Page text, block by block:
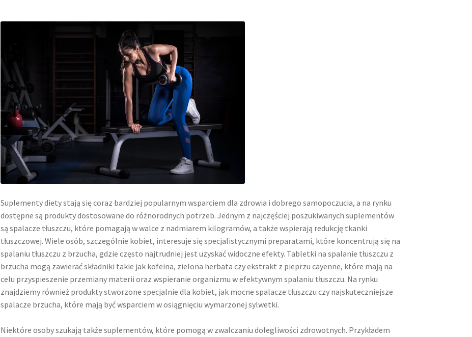
Suplementy diety stają się coraz bardziej popularnym wsparciem dla zdrowia i dobrego samopoczucia, a na rynku
dostępne są produkty dostosowane do różnorodnych potrzeb. Jednym z najczęściej poszukiwanych suplementów
są spalacze tłuszczu, które pomagają w walce z nadmiarem kilogramów, a także wspierają redukcję tkanki
tłuszczowej. Wiele osób, szczególnie kobiet, interesuje się specjalistycznymi preparatami, które koncentrują się na
spalaniu tłuszczu z brzucha, gdzie często najtrudniej jest uzyskać widoczne efekty. Tabletki na spalanie tłuszczu z
brzucha mogą zawierać składniki takie jak kofeina, zielona herbata czy ekstrakt z pieprzu cayenne, które mają na
celu przyspieszenie przemiany materii oraz wspieranie organizmu w efektywnym spalaniu tłuszczu. Na rynku
znajdziemy również produkty stworzone specjalnie dla kobiet, jak mocne spalacze tłuszczu czy najskuteczniejsze
spalacze brzucha, które mają być wsparciem w osiągnięciu wymarzonej sylwetki.
Niektóre osoby szukają także suplementów, które pomogą w zwalczaniu dolegliwości zdrowotnych. Przykładem